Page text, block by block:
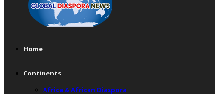
Home
Continents
Africa & African Diaspora